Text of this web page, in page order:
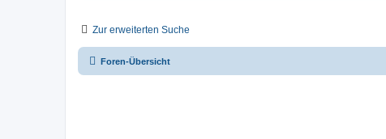
Zur erweiterten Suche
Foren-Übersicht